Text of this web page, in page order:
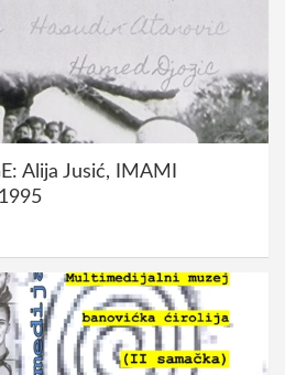
Alija Jusić, IMAMI